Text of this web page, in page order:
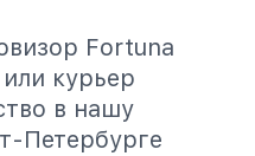
Fortuna
курьер
в нашу
Петербурге